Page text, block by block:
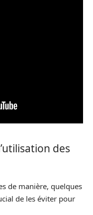
des
de manière, quelques
de les éviter pour